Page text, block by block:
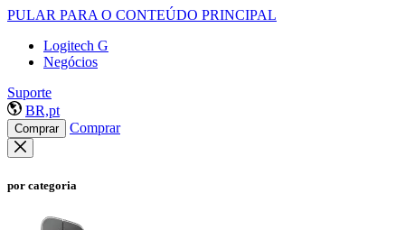
PULAR PARA O CONTEÚDO PRINCIPAL
Logitech G
Negócios
Suporte
BR,pt
Comprar Comprar
por categoria